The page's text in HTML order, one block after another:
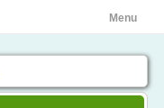
Menu